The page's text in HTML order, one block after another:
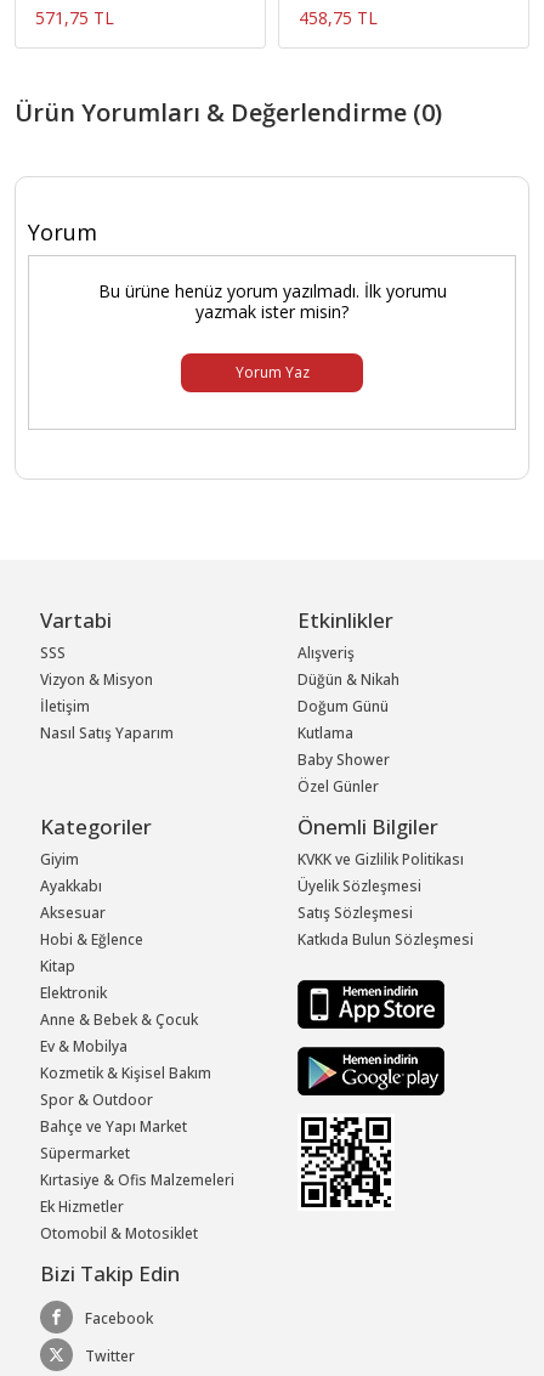
571,75 TL 458,75 TL
Ürün Yorumları & Değerlendirme (0)
Yorum
Bu ürüne henüz yorum yazılmadı. İlk yorumu
yazmak ister misin?
Yorum Yaz
Vartabi
SSS
Vizyon & Misyon
İletişim
Nasıl Satış Yaparım
Etkinlikler
Alışveriş
Düğün & Nikah
Doğum Günü
Kutlama
Baby Shower
Özel Günler
Kategoriler
Giyim
Ayakkabı
Aksesuar
Hobi & Eğlence
Kitap
Elektronik
Anne & Bebek & Çocuk
Ev & Mobilya
Kozmetik & Kişisel Bakım
Spor & Outdoor
Bahçe ve Yapı Market
Süpermarket
Kırtasiye & Ofis Malzemeleri
Ek Hizmetler
Otomobil & Motosiklet
Önemli Bilgiler
KVKK ve Gizlilik Politikası
Üyelik Sözleşmesi
Satış Sözleşmesi
Katkıda Bulun Sözleşmesi
Bizi Takip Edin
Facebook
Twitter